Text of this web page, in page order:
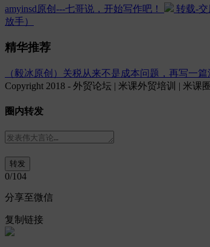
amyinsd原创---七哥说，开始写作吧！ 转载-
放手）
精华推荐
（毅冰原创）关税从来不是成本问题，再写一
Copyright 2018 - 外贸论坛 | 米课外贸培训 | 米课
圈内转发
0/104
分享至微信
复制链接